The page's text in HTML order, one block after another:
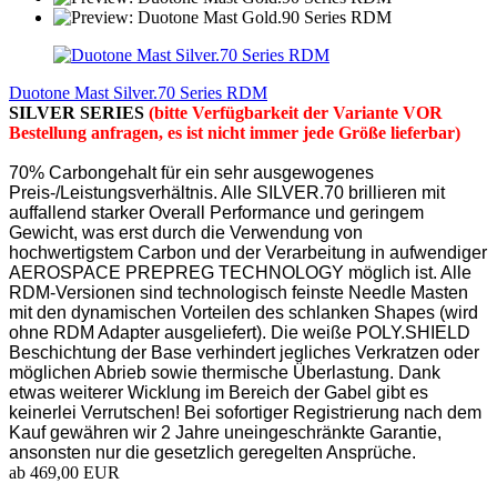
Duotone Mast Silver.70 Series RDM
SILVER SERIES (bitte Verfügbarkeit der Variante VOR
Bestellung anfragen, es ist nicht immer jede Größe lieferbar)
70% Carbongehalt für ein sehr ausgewogenes
Preis-/Leistungsverhältnis. Alle SILVER.70 brillieren mit
auffallend starker Overall Performance und geringem
Gewicht, was erst durch die Verwendung von
hochwertigstem Carbon und der Verarbeitung in aufwendiger
AEROSPACE PREPREG TECHNOLOGY möglich ist. Alle
RDM-Versionen sind technologisch feinste Needle Masten
mit den dynamischen Vorteilen des schlanken Shapes (wird
ohne RDM Adapter ausgeliefert). Die weiße POLY.SHIELD
Beschichtung der Base verhindert jegliches Verkratzen oder
möglichen Abrieb sowie thermische Überlastung. Dank
etwas weiterer Wicklung im Bereich der Gabel gibt es
keinerlei Verrutschen! Bei sofortiger Registrierung nach dem
Kauf gewähren wir 2 Jahre uneingeschränkte Garantie,
ansonsten nur die gesetzlich geregelten Ansprüche.
ab 469,00 EUR